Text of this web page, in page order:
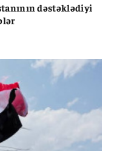
dəstəklədiyi